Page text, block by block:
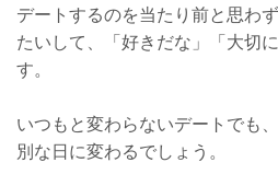
デートするのを当たり前と思わ
たいして、「好きだな」「大切
す。
いつもと変わらないデートでも
別な日に変わるでしょう。